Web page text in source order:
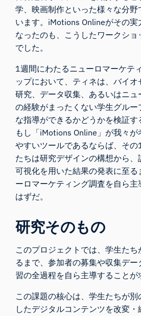
学、映画制作といった様々な分野
います。iMotions Onlineがその実
なったのも、こうしたワークショ
でした。
1週間にわたるニューロマーケテ
ップにおいて、ティネは、バイ
研究、データ収集、あるいはニ
の経験がまったくない学生グル
な指導ができるかどうかを検証す
もし「iMotions Online」が我々
やすいツールであるならば、そ
たちは研究デザインの構想から、
可視化を用いた結果の発表に至る
ーロマーケティング調査を自ら主
はずだ。
研究そのもの
このプロジェクトでは、学生た
るまで、参加者の募集や収集デ
習の全過程を自ら主導することが
この課題の核心は、学生たちが
したデジタルコンテンツを改変